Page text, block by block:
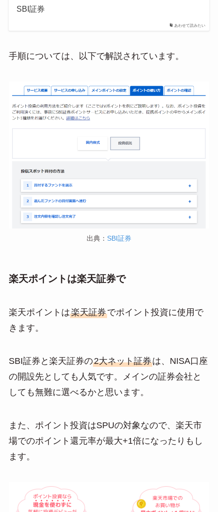
あわせて読みたい
SBI証券
手順については、以下で解説されています。
出典： SBI証券
楽天ポイントは楽天証券で
楽天ポイントは楽天証券でポイント投資に使用で
きます。
SBI証券と楽天証券の2大ネット証券は、NISA口座
の開設先としても人気です。メインの証券会社と
しても無難に選べるかと思います。
また、ポイント投資はSPUの対象なので、楽天市
場でのポイント還元率が最大+1倍になったりもし
ます。